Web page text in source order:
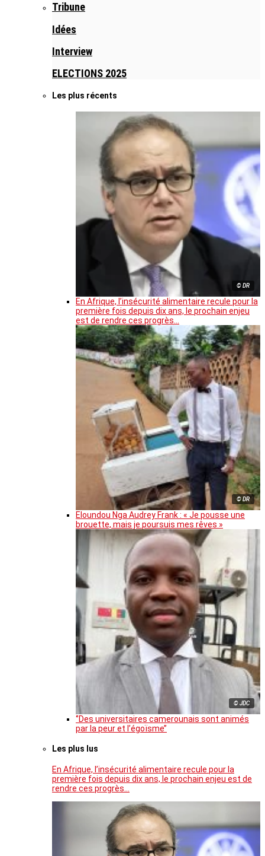
Tribune
Idées
Interview
ELECTIONS 2025
Les plus récents
© DR
En Afrique, l’insécurité alimentaire recule pour la
première fois depuis dix ans, le prochain enjeu
est de rendre ces progrès…
© DR
Eloundou Nga Audrey Frank : « Je pousse une
brouette, mais je poursuis mes rêves »
© JDC
‘’Des universitaires camerounais sont animés
par la peur et l’égoïsme’’
Les plus lus
En Afrique, l’insécurité alimentaire recule pour la
première fois depuis dix ans, le prochain enjeu est de
rendre ces progrès…